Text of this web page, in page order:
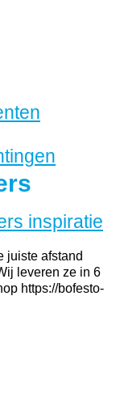
inspiratie
juiste afstand
leveren ze in 6
https://bofesto-